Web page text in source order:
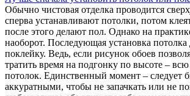
Обычно чистовая отделка проводится
сперва устанавливают потолки, потом
после этого делают пол. Однако на
наоборот. Последующая установка потолка
поклейку. Ведь, если рисунок обоев
тратить время на подгонку по высоте –
потолок. Единственный момент – следует
аккуратными, чтобы не запачкать или не